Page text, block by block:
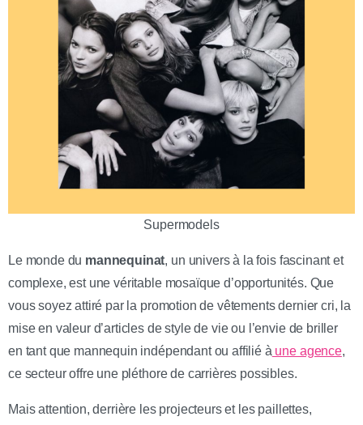
Supermodels
Le monde du mannequinat, un univers à la fois fascinant et
complexe, est une véritable mosaïque d’opportunités. Que
vous soyez attiré par la promotion de vêtements dernier cri, la
mise en valeur d’articles de style de vie ou l’envie de briller
en tant que mannequin indépendant ou affilié à une agence,
ce secteur offre une pléthore de carrières possibles.
Mais attention, derrière les projecteurs et les paillettes,